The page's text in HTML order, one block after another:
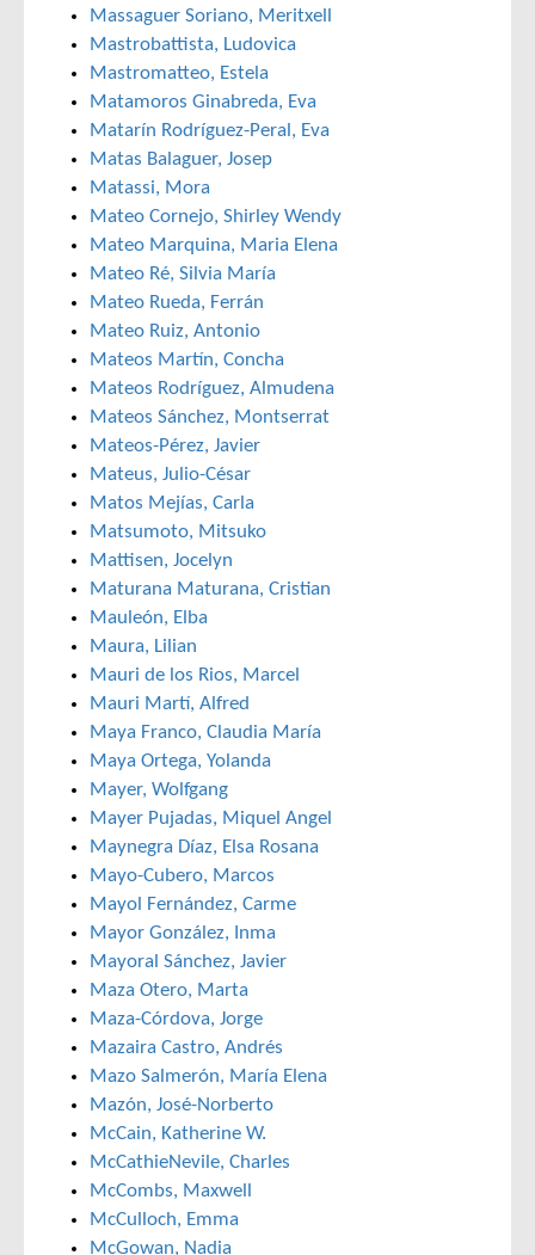
Massaguer Soriano, Meritxell
Mastrobattista, Ludovica
Mastromatteo, Estela
Matamoros Ginabreda, Eva
Matarín Rodríguez-Peral, Eva
Matas Balaguer, Josep
Matassi, Mora
Mateo Cornejo, Shirley Wendy
Mateo Marquina, Maria Elena
Mateo Ré, Silvia María
Mateo Rueda, Ferrán
Mateo Ruiz, Antonio
Mateos Martín, Concha
Mateos Rodríguez, Almudena
Mateos Sánchez, Montserrat
Mateos-Pérez, Javier
Mateus, Julio-César
Matos Mejías, Carla
Matsumoto, Mitsuko
Mattisen, Jocelyn
Maturana Maturana, Cristian
Mauleón, Elba
Maura, Lilian
Mauri de los Rios, Marcel
Mauri Martí, Alfred
Maya Franco, Claudia María
Maya Ortega, Yolanda
Mayer, Wolfgang
Mayer Pujadas, Miquel Angel
Maynegra Díaz, Elsa Rosana
Mayo-Cubero, Marcos
Mayol Fernández, Carme
Mayor González, Inma
Mayoral Sánchez, Javier
Maza Otero, Marta
Maza-Córdova, Jorge
Mazaira Castro, Andrés
Mazo Salmerón, María Elena
Mazón, José-Norberto
McCain, Katherine W.
McCathieNevile, Charles
McCombs, Maxwell
McCulloch, Emma
McGowan, Nadia